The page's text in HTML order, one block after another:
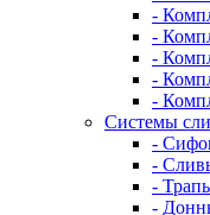
-
-
-
-
-
Системы
-
-
-
-